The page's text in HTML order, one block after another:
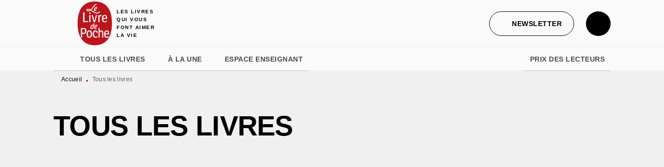
MENU RECHERCHE
LES LIVRES
QUI VOUS
FONT AIMER
LA VIE
NEWSLETTER
TOUS LES LIVRES À LA UNE ESPACE ENSEIGNANT PRIX DES LECTEURS
Accueil • Tous les livres
TOUS LES LIVRES